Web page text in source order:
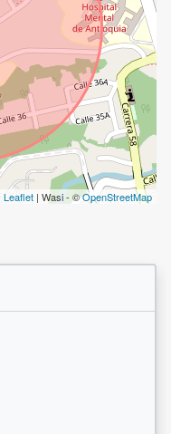
Leaflet | Wasi - ©OpenStreetMap